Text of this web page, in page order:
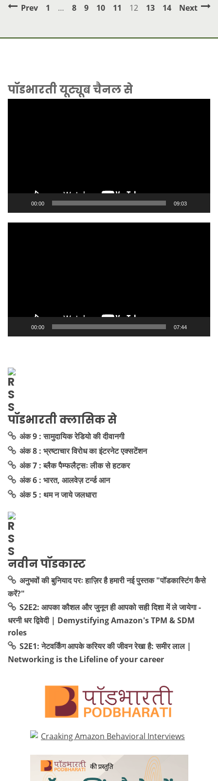
Prev 1 … 8 9 10 11 12 13 14 Next
पॉडभारती यूट्यूब चैनल से
00:00 09:03
00:00 07:44
पॉडभारती क्लासिक से
अंक 9 : सामुदायिक रेडियो की दीवानगी
अंक 8 : भ्रष्टाचार विरोध का इंटरनेट एक्सटेंशन
अंक 7 : ब्लैक पैम्फलैट्सः लीक से हटकर
अंक 6 : भारत, आलवेज़ टर्न्ड आन
अंक 5 : थम न जाये जलधारा
नवीन पॉडकास्ट
अनुभवों की बुनियाद परः हाज़िर है हमारी नई पुस्तक "पॉडकास्टिंग कैसे
करें?"
S2E2: आपका कौशल और जुनून ही आपको सही दिशा में ले जायेगा -
धरनी धर द्विवेदी | Demystifying Amazon's TPM & SDM
roles
S2E1: नेटवर्किंग आपके करियर की जीवन रेखा है: समीर लाल |
Networking is the Lifeline of your career